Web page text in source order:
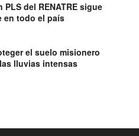
del RENATRE sigue
en todo el país
el suelo misionero
lluvias intensas